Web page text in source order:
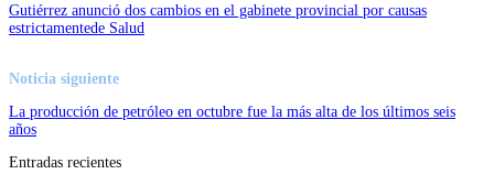
Gutiérrez anunció dos cambios en el gabinete provincial por causas
estrictamentede Salud
Noticia siguiente
La producción de petróleo en octubre fue la más alta de los últimos seis
años
Entradas recientes